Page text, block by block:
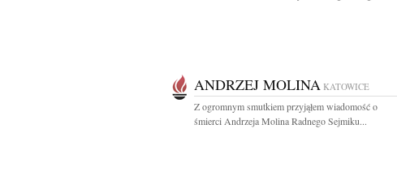
ANDRZEJ MOLINA KATOWICE
Z ogromnym smutkiem przyjąłem wiadomość o
śmierci Andrzeja Molina Radnego Sejmiku...